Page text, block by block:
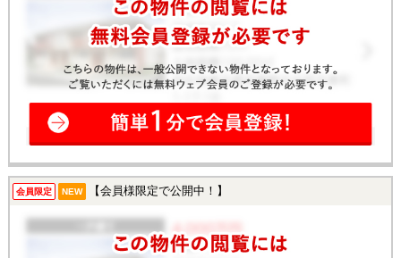
会員限定 NEW 【会員様限定で公開中！】